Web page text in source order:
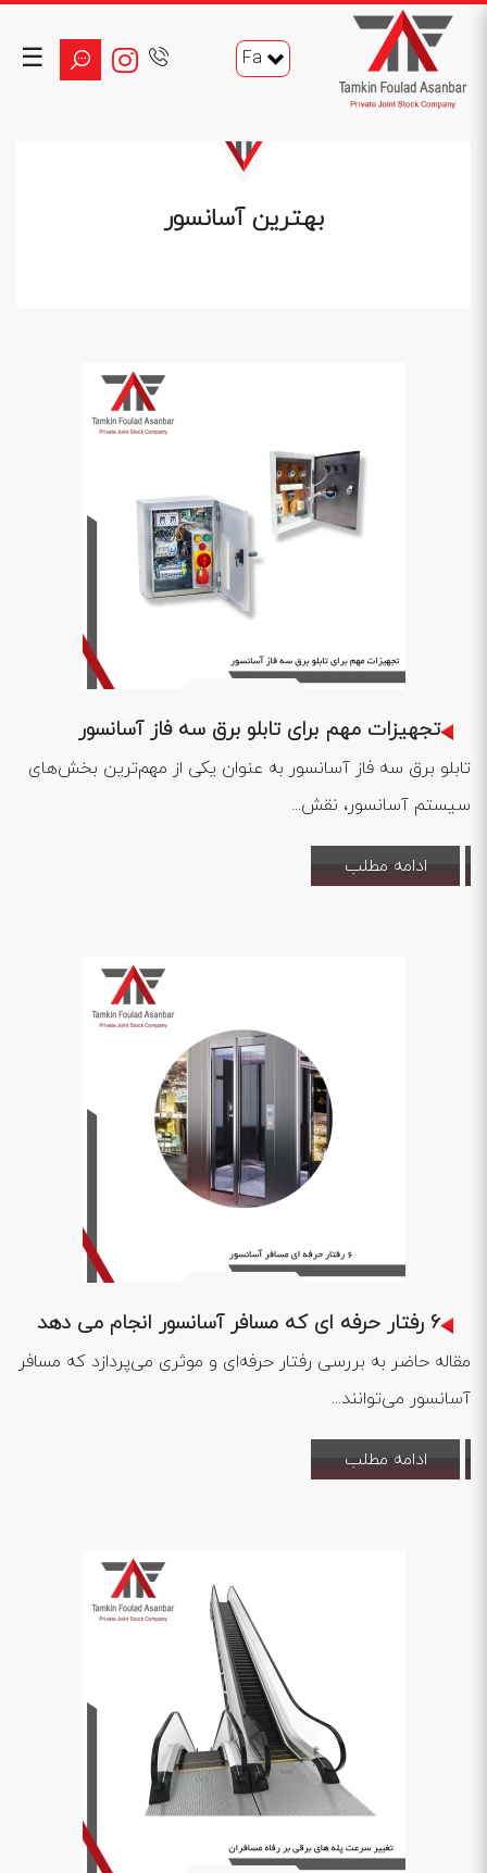
☰ Fa
بهترین آسانسور
تجهیزات مهم برای تابلو برق سه فاز آسانسور
تابلو برق سه فاز آسانسور به عنوان یکی از مهم‌ترین بخش‌های
سیستم آسانسور، نقش...
ادامه مطلب
6 رفتار حرفه ای که مسافر آسانسور انجام می دهد
مقاله حاضر به بررسی رفتار حرفه‌ای و موثری می‌پردازد که مسافر
آسانسور می‌توانند...
ادامه مطلب